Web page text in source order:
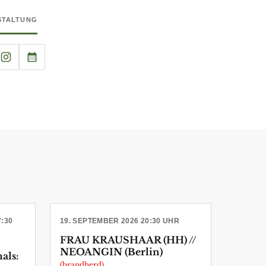
19. SEPTEMBER 2026 20:30 UHR
FRAU KRAUSHAAR (HH) //
NEOANGIN (Berlin)